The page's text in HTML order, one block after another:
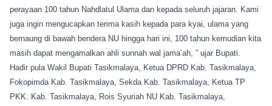
perayaan 100 tahun Nahdlatul Ulama dan kepada seluruh jajaran. Kami
juga ingin mengucapkan terima kasih kepada para kyai, ulama yang
bernaung di bawah bendera NU hingga hari ini, 100 tahun kemudian kita
masih dapat mengamalkan ahli sunnah wal jama’ah, ” ujar Bupati.
Hadir pula Wakil Bupati Tasikmalaya, Ketua DPRD Kab. Tasikmalaya,
Fokopimda Kab. Tasikmalaya, Sekda Kab. Tasikmalaya, Ketua TP
PKK. Kab. Tasikmalaya, Rois Syuriah NU Kab. Tasikmalaya,